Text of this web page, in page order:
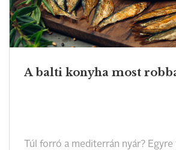
A balti konyha most
Túl forró a mediterrán nyár?